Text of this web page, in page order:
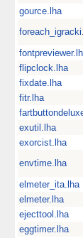
gource.lha
flipclock.lha
fixdate.lha
fitr.lha
exutil.lha
exorcist.lha
envtime.lha
elmeter_ita.lha
elmeter.lha
ejecttool.lha
eggtimer.lha